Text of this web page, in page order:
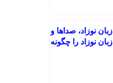
زبان نوزاد، صداها و
زبان نوزاد را چگونه